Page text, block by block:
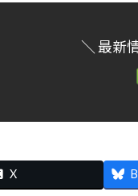
＼ 最新
X